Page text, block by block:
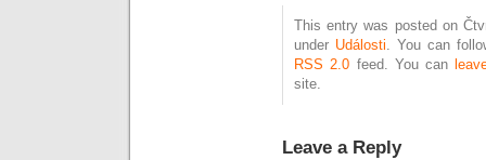
This entry was posted on
under Události . You can
RSS 2.0 feed. You can
site.
Leave a Reply